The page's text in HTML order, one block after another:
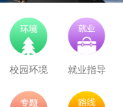
校园环境 就业指导